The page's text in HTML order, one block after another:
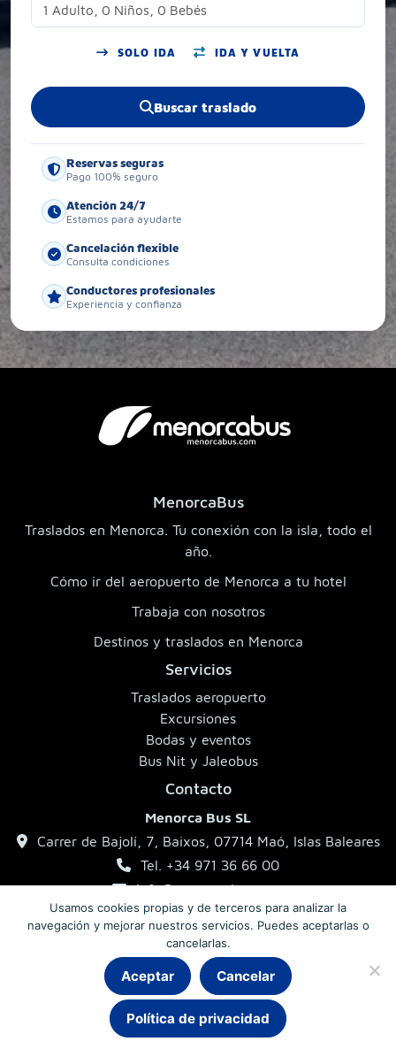
1 Adulto, 0 Niños, 0 Bebés
SOLO IDA IDA Y VUELTA
Buscar traslado
Reservas seguras
Pago 100% seguro
Atención 24/7
Estamos para ayudarte
Cancelación flexible
Consulta condiciones
Conductores profesionales
Experiencia y confianza
MenorcaBus
Traslados en Menorca. Tu conexión con la isla, todo el
año.
Cómo ir del aeropuerto de Menorca a tu hotel
Trabaja con nosotros
Destinos y traslados en Menorca
Servicios
Traslados aeropuerto
Excursiones
Bodas y eventos
Bus Nit y Jaleobus
Contacto
Menorca Bus SL
Carrer de Bajolí, 7, Baixos, 07714 Maó, Islas Baleares
Tel. +34 971 36 66 00
info@menorcabus.com
Aviso legal Política de privacidadCondiciones generales
© 2026 MenorcaBus · Autocares de Menorca
Usamos cookies propias y de terceros para analizar la
navegación y mejorar nuestros servicios. Puedes aceptarlas o
cancelarlas.
Aceptar Cancelar
Política de privacidad